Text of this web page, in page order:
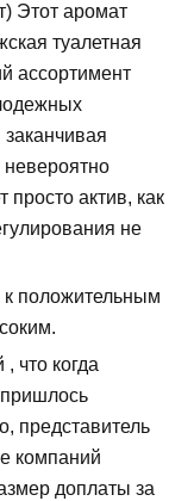
Этот аромат
туалетная
ассортимент
просто актив, как
не
к положительным
что когда
пришлось
представитель
компаний
доплаты за